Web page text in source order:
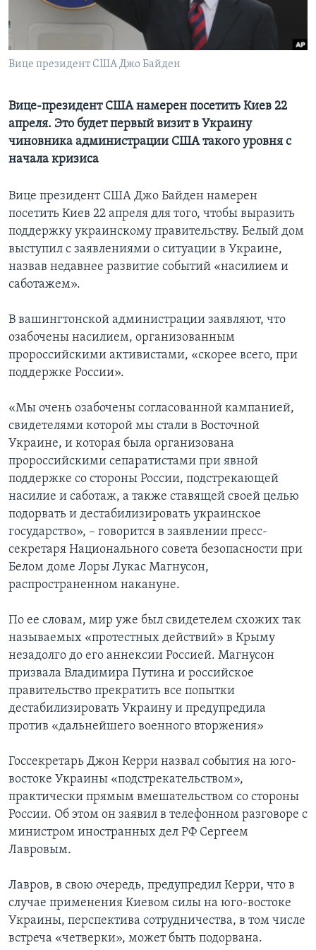
Learning English
СОЦИАЛЬНЫЕ СЕТИ
Языки
Вице президент США Джо Байден
Вице-президент США намерен посетить Киев 22
апреля. Это будет первый визит в Украину
чиновника администрации США такого уровня с
начала кризиса
Вице президент США Джо Байден намерен
посетить Киев 22 апреля для того, чтобы выразить
поддержку украинскому правительству. Белый дом
выступил с заявлениями о ситуации в Украине,
назвав недавнее развитие событий «насилием и
саботажем».
В вашингтонской администрации заявляют, что
озабочены насилием, организованным
пророссийскими активистами, «скорее всего, при
поддержке России».
«Мы очень озабочены согласованной кампанией,
свидетелями которой мы стали в Восточной
Украине, и которая была организована
пророссийскими сепаратистами при явной
поддержке со стороны России, подстрекающей
насилие и саботаж, а также ставящей своей целью
подорвать и дестабилизировать украинское
государство», – говорится в заявлении пресс-
секретаря Национального совета безопасности при
Белом доме Лоры Лукас Магнусон,
распространенном накануне.
По ее словам, мир уже был свидетелем схожих так
называемых «протестных действий» в Крыму
незадолго до его аннексии Россией. Магнусон
призвала Владимира Путина и российское
правительство прекратить все попытки
дестабилизировать Украину и предупредила
против «дальнейшего военного вторжения»
Госсекретарь Джон Керри назвал события на юго-
востоке Украины «подстрекательством»,
практически прямым вмешательством со стороны
России. Об этом он заявил в телефонном разговоре с
министром иностранных дел РФ Сергеем
Лавровым.
Лавров, в свою очередь, предупредил Керри, что в
случае применения Киевом силы на юго-востоке
Украины, перспектива сотрудничества, в том числе
встреча «четверки», может быть подорвана.